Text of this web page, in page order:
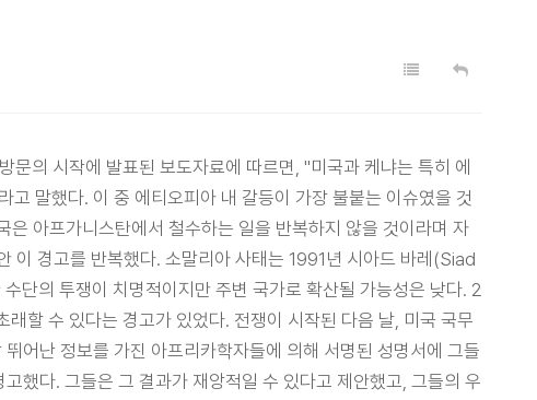
의 시작에 발표된 보도자료에 따르면, "미국과 케냐는 특히 에
말했다. 이 중 에티오피아 내 갈등이 가장 불붙는 이슈였을 것
아프가니스탄에서 철수하는 일을 반복하지 않을 것이라며 자
이 경고를 반복했다. 소말리아 사태는 1991년 시아드 바레(Siad
단의 투쟁이 치명적이지만 주변 국가로 확산될 가능성은 낮다. 2
할 수 있다는 경고가 있었다. 전쟁이 시작된 다음 날, 미국 국무
난 정보를 가진 아프리카학자들에 의해 서명된 성명서에 그들
했다. 그들은 그 결과가 재앙적일 수 있다고 제안했고, 그들의 우